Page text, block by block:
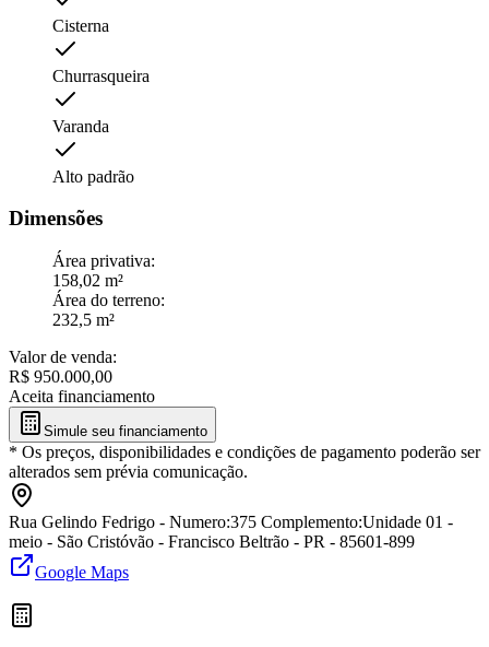
Cisterna
Churrasqueira
Varanda
Alto padrão
Dimensões
Área privativa:
158,02 m²
Área do terreno:
232,5 m²
Valor de venda:
R$ 950.000,00
Aceita financiamento
Simule seu financiamento
* Os preços, disponibilidades e condições de pagamento poderão ser
alterados sem prévia comunicação.
Rua Gelindo Fedrigo - Numero:375 Complemento:Unidade 01 -
meio - São Cristóvão - Francisco Beltrão - PR - 85601-899
Google Maps